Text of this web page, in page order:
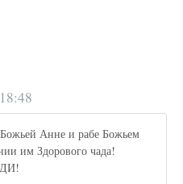
Анне и рабе Божьем
им Здорового чада!